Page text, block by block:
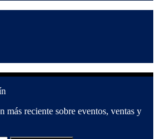
más reciente sobre eventos, ventas y